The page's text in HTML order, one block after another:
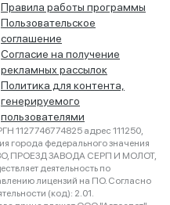
Правила работы программы
Пользовательское
соглашение
Согласие на получение
рекламных рассылок
Политика для контента,
генерируемого
пользователями
1127746774825 адрес 111250,
города федерального значения
ПРОЕЗД ЗАВОДА СЕРП И МОЛОТ,
деятельность по
лицензий на ПО. Согласно
(код): 2.01.